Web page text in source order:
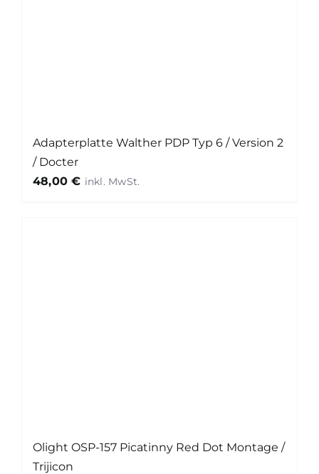
Adapterplatte Walther PDP Typ 6 / Version 2
/ Docter
48,00€
Olight OSP-157 Picatinny Red Dot Montage /
Trijicon